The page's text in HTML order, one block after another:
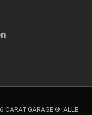
GARAGE ®. ALLE